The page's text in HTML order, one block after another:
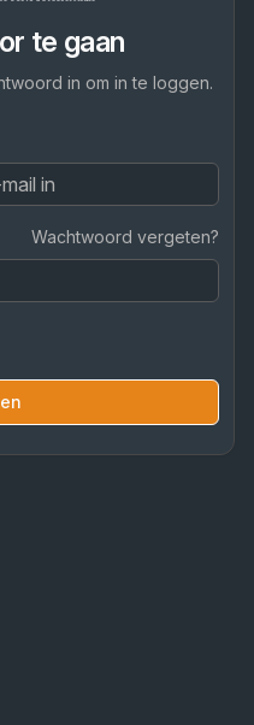
te gaan
in om in te loggen.
Wachtwoord vergeten?